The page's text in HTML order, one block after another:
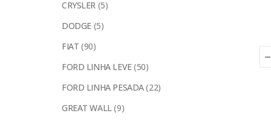
CRYSLER (5)
DODGE (5)
FIAT (90)
FORD LINHA LEVE(50)
FORD LINHA PESADA(22)
GREAT WALL(9)